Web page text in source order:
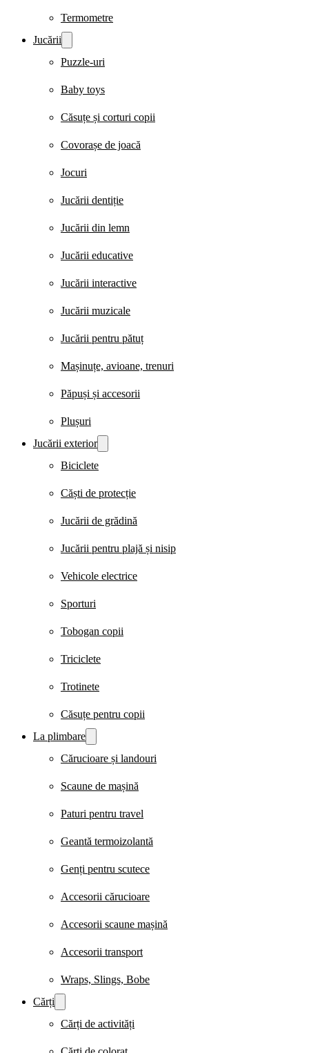
Termometre
Jucării
Puzzle-uri
Baby toys
Căsuțe și corturi copii
Covorașe de joacă
Jocuri
Jucării dentiție
Jucării din lemn
Jucării educative
Jucării interactive
Jucării muzicale
Jucării pentru pătuț
Mașinuțe, avioane, trenuri
Păpuși și accesorii
Plușuri
Jucării exterior
Biciclete
Căști de protecție
Jucării de grădină
Jucării pentru plajă și nisip
Vehicole electrice
Sporturi
Tobogan copii
Triciclete
Trotinete
Căsuțe pentru copii
La plimbare
Cărucioare și landouri
Scaune de mașină
Paturi pentru travel
Geantă termoizolantă
Genți pentru scutece
Accesorii cărucioare
Accesorii scaune mașină
Accesorii transport
Wraps, Slings, Bobe
Cărți
Cărți de activități